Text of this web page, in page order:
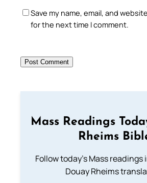
Save my name, email, and
for the next time I comment.
Mass Readings
Rheims
Follow today's Mass readings
Douay Rheims